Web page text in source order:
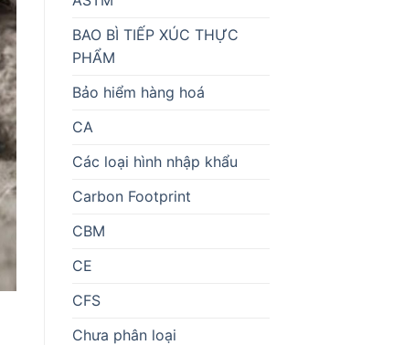
BAO BÌ TIẾP XÚC THỰC
PHẨM
Bảo hiểm hàng hoá
CA
Các loại hình nhập khẩu
Carbon Footprint
CBM
CE
CFS
Chưa phân loại